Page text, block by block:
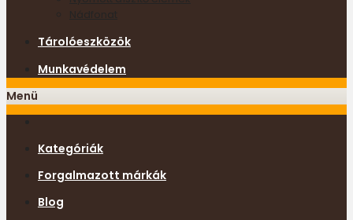
Tárolóeszközök
Munkavédelem
Menü
Kategóriák
Forgalmazott márkák
Blog